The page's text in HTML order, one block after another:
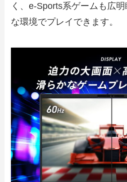
く、e-Sports系ゲームも広
な環境でプレイできます。